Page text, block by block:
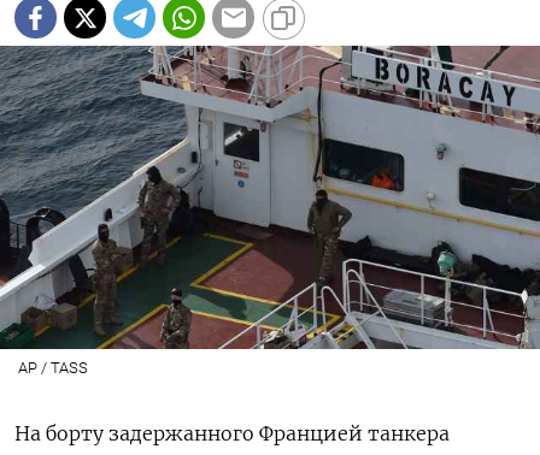
AP / TASS
На борту задержанного Францией танкера